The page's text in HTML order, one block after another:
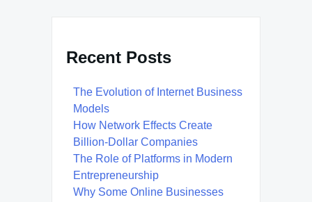
Recent Posts
The Evolution of Internet Business
Models
How Network Effects Create
Billion-Dollar Companies
The Role of Platforms in Modern
Entrepreneurship
Why Some Online Businesses